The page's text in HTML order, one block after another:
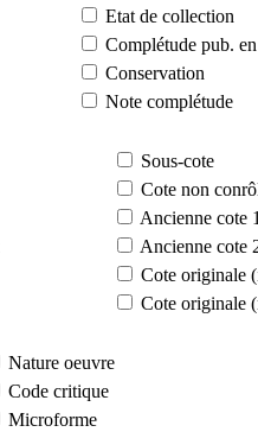
Etat de collection
Complétude pub.
Conservation
Note complétude
Sous-cote
Cote non
Ancienne cote
Ancienne cote
Cote originale
Cote originale
Nature oeuvre
Code critique
Microforme